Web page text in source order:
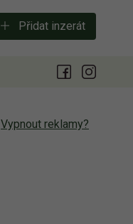
Přidat inzerát
Vypnout reklamy?